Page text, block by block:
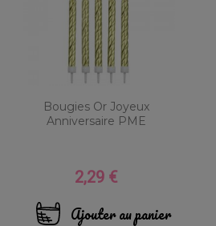
Bougies Or Joyeux
Anniversaire PME
Prix
2,29 €
Ajouter au panier